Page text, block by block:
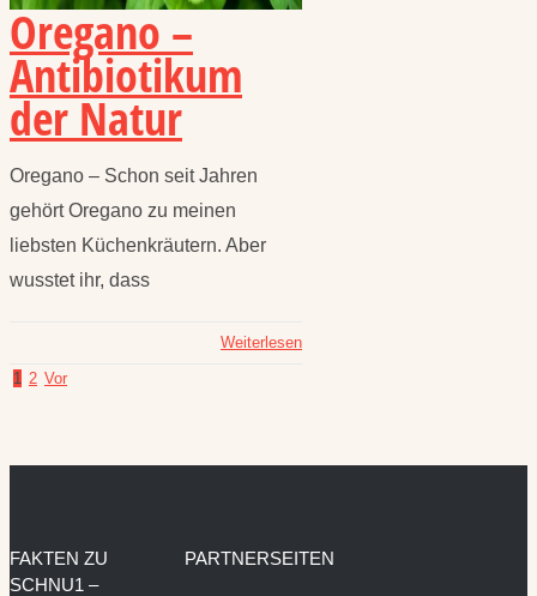
Oregano –
Antibiotikum
der Natur
Oregano – Schon seit Jahren
gehört Oregano zu meinen
liebsten Küchenkräutern. Aber
wusstet ihr, dass
Weiterlesen
1 2 Vor
FAKTEN ZU
SCHNU1 –
PARTNERSEITEN